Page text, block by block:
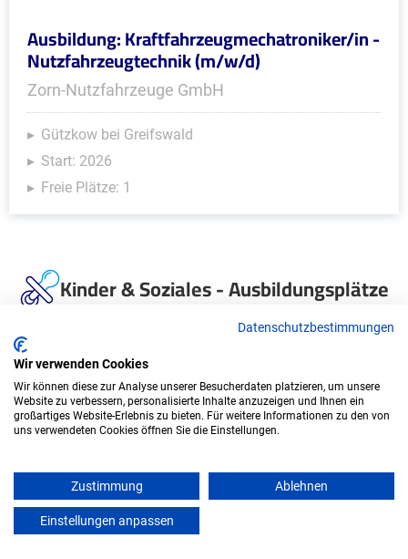
Ausbildung: Kraftfahrzeugmechatroniker/in -
Nutzfahrzeugtechnik (m/w/d)
Zorn-Nutzfahrzeuge GmbH
Gützkow bei Greifswald
Start: 2026
Freie Plätze: 1
Kinder & Soziales - Ausbildungsplätze
Duales Studium Soziale Arbeit (B.A.) am
virtuellen Campus - Körnerby GmbH
Datenschutzbestimmungen
Wir verwenden Cookies
Wir können diese zur Analyse unserer Besucherdaten platzieren, um unsere
Website zu verbessern, personalisierte Inhalte anzuzeigen und Ihnen ein
großartiges Website-Erlebnis zu bieten. Für weitere Informationen zu den von
uns verwendeten Cookies öffnen Sie die Einstellungen.
Zustimmung Ablehnen
Einstellungen anpassen